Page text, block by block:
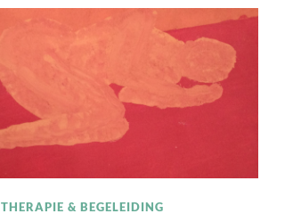
THERAPIE & BEGELEIDING